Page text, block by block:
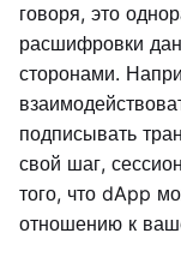
говоря, это
расшифровки
сторонами.
подписывать
свой шаг,
того, что dApp
отношению к